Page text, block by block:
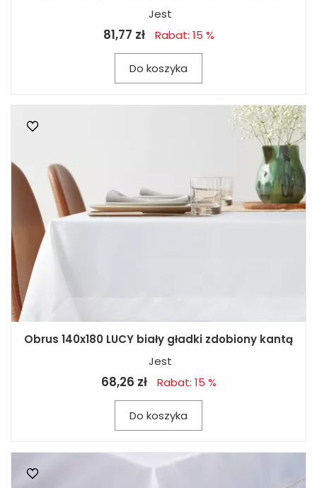
Jest
81,77 zł Rabat: 15 %
Do koszyka
Obrus 140x180 LUCY biały gładki zdobiony kantą
Jest
68,26 zł Rabat: 15 %
Do koszyka